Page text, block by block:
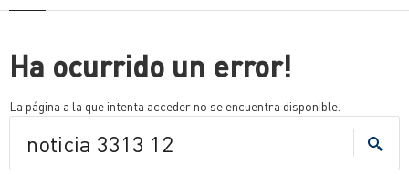
Ha ocurrido un error!
La página a la que intenta acceder no se encuentra disponible.